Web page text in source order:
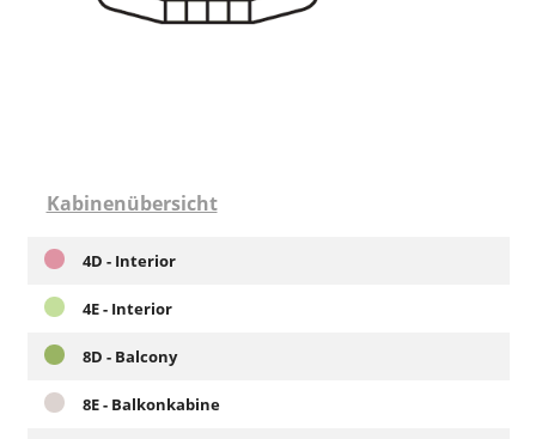
Kabinenübersicht
4D - Interior
4E - Interior
8D - Balcony
8E - Balkonkabine